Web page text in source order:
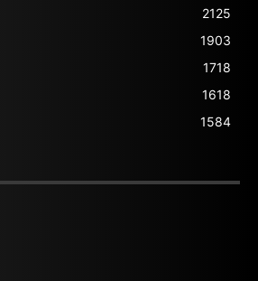
2125
1903
1718
1618
1584